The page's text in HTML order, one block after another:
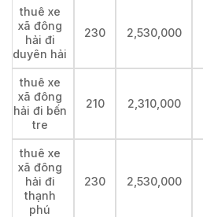
thuê xe
xã đông
hải đi
duyên hải
230 2,530,000
thuê xe
xã đông
hải đi bến
tre
210 2,310,000
thuê xe
xã đông
hải đi
thạnh
phú
230 2,530,000